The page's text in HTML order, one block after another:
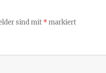
sind mit *markiert